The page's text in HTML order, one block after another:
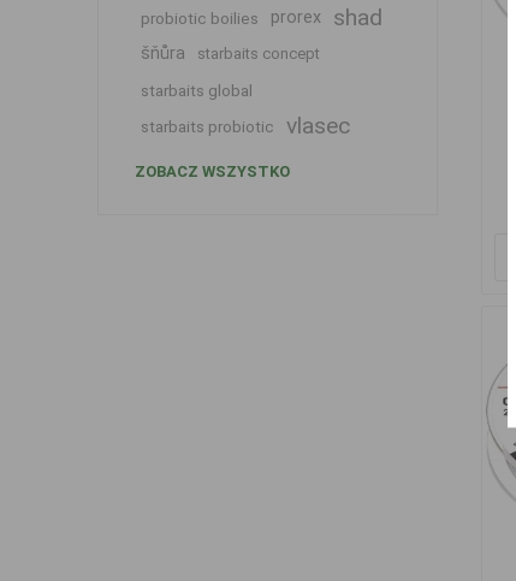
probiotic boilies prorex shad
šňůra starbaits concept
starbaits global
starbaits probiotic
vlasec
ZOBACZ WSZYSTKO